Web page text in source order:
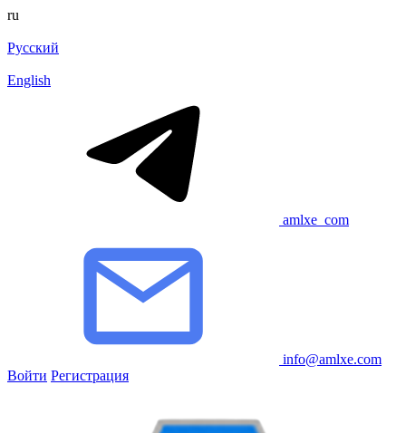
ru
Русский
English
amlxe_com
info@amlxe.com
Войти Регистрация